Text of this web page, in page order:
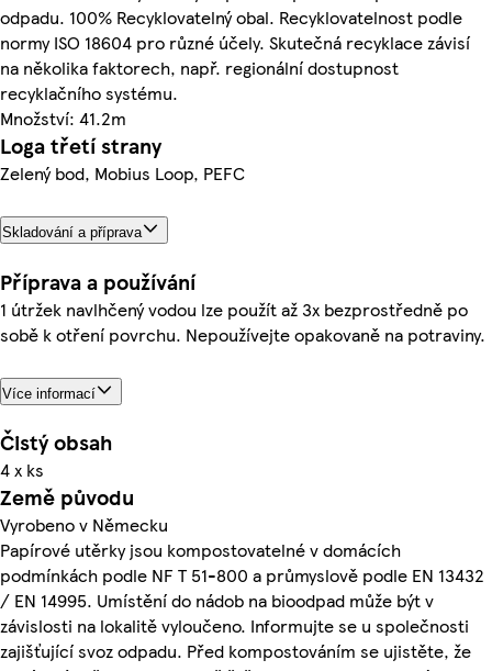
odpadu. 100% Recyklovatelný obal. Recyklovatelnost podle
normy ISO 18604 pro různé účely. Skutečná recyklace závisí
na několika faktorech, např. regionální dostupnost
recyklačního systému.
Množství: 41.2m
Loga třetí strany
Zelený bod, Mobius Loop, PEFC
Skladování a příprava
Příprava a používání
1 útržek navlhčený vodou lze použít až 3x bezprostředně po
sobě k otření povrchu. Nepoužívejte opakovaně na potraviny.
Více informací
Čistý obsah
4 x ks
Země původu
Vyrobeno v Německu
Papírové utěrky jsou kompostovatelné v domácích
podmínkách podle NF T 51-800 a průmyslově podle EN 13432
/ EN 14995. Umístění do nádob na bioodpad může být v
závislosti na lokalitě vyloučeno. Informujte se u společnosti
zajišťující svoz odpadu. Před kompostováním se ujistěte, že